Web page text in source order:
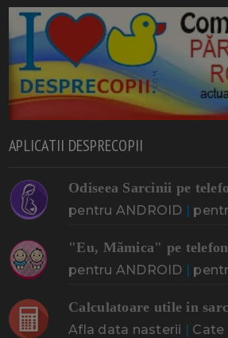
APLICATII DESPRECOPII
Odiseea Sarcinii pe
pentru ANDROID |
"Eu, Mămica" pe
pentru ANDROID |
Calculatoare utile in
Afla data nasterii | Cate